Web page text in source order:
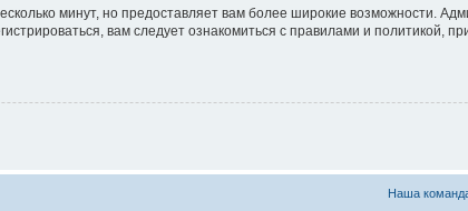
минут, но предоставляет вам более широкие возможности.
вам следует ознакомиться с правилами и политикой,
Наша